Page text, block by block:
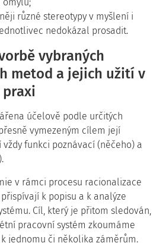
různé stereotypy v myšlení i
nedokázal prosadit.
vybraných
metod a jejich užití v
účelově podle určitých
vymezeným cílem její
funkci poznávací (něčeho) a
v rámci procesu racionalizace
k popisu a k analýze
Cíl, který je přitom sledován,
pracovní systém zkoumáme
jednomu či několika záměrům.